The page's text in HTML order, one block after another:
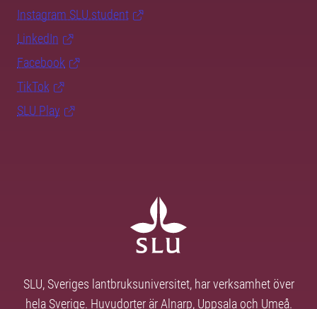
Instagram SLU.student
LinkedIn
Facebook
TikTok
SLU Play
SLU, Sveriges lantbruksuniversitet, har verksamhet över
hela Sverige. Huvudorter är Alnarp, Uppsala och Umeå.